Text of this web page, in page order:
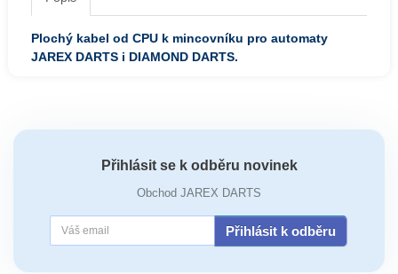
Plochý kabel od CPU k mincovníku pro automaty
JAREX DARTS i DIAMOND DARTS.
Přihlásit se k odběru novinek
Obchod JAREX DARTS
Přihlásit k odběru